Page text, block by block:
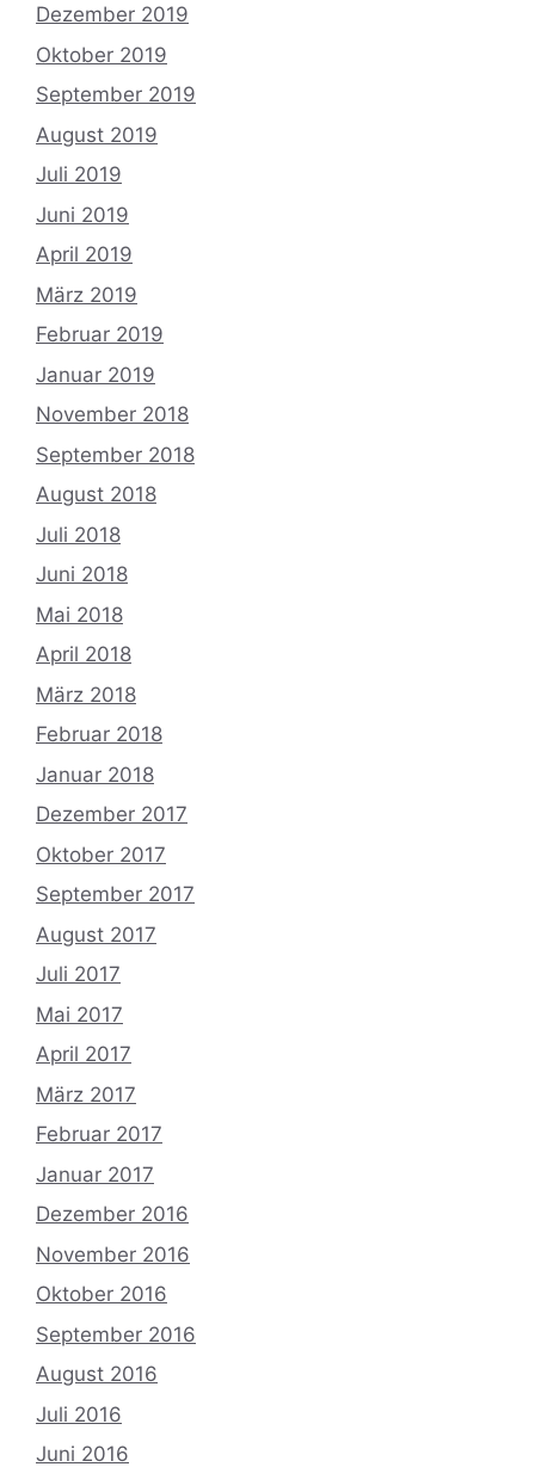
Dezember 2019
Oktober 2019
September 2019
August 2019
Juli 2019
Juni 2019
April 2019
März 2019
Februar 2019
Januar 2019
November 2018
September 2018
August 2018
Juli 2018
Juni 2018
Mai 2018
April 2018
März 2018
Februar 2018
Januar 2018
Dezember 2017
Oktober 2017
September 2017
August 2017
Juli 2017
Mai 2017
April 2017
März 2017
Februar 2017
Januar 2017
Dezember 2016
November 2016
Oktober 2016
September 2016
August 2016
Juli 2016
Juni 2016